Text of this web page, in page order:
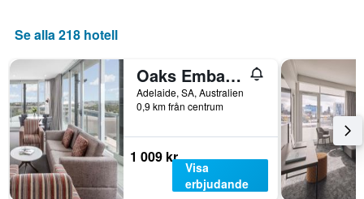
Se alla 218 hotell
Oaks Embassy
Adelaide, SA, Australien
0,9 km från centrum
1 009 kr
Visa
erbjudande